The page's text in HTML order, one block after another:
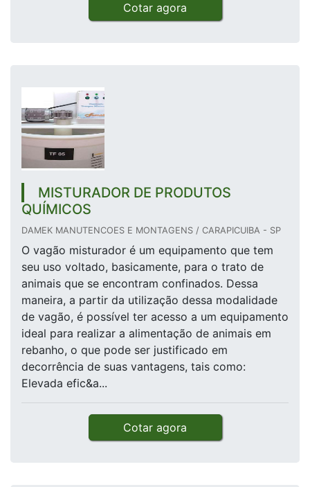
Cotar agora
MISTURADOR DE PRODUTOS
QUÍMICOS
DAMEK MANUTENCOES E MONTAGENS / CARAPICUIBA - SP
O vagão misturador é um equipamento que tem
seu uso voltado, basicamente, para o trato de
animais que se encontram confinados. Dessa
maneira, a partir da utilização dessa modalidade
de vagão, é possível ter acesso a um equipamento
ideal para realizar a alimentação de animais em
rebanho, o que pode ser justificado em
decorrência de suas vantagens, tais como:
Elevada efic&a...
Cotar agora